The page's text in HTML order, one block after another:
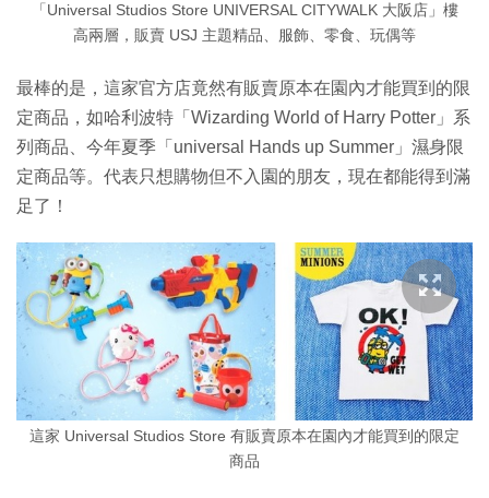
「Universal Studios Store UNIVERSAL CITYWALK 大阪店」樓
高兩層，販賣 USJ 主題精品、服飾、零食、玩偶等
最棒的是，這家官方店竟然有販賣原本在園內才能買到的限
定商品，如哈利波特「Wizarding World of Harry Potter」系
列商品、今年夏季「universal Hands up Summer」濕身限
定商品等。代表只想購物但不入園的朋友，現在都能得到滿
足了！
這家 Universal Studios Store 有販賣原本在園內才能買到的限定
商品